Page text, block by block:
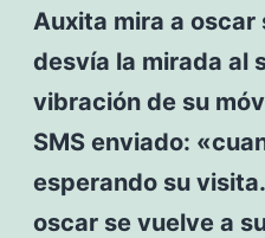
Auxita mira a oscar
desvía la mirada al
vibración de su
SMS enviado:
esperando su
oscar se vuelve a